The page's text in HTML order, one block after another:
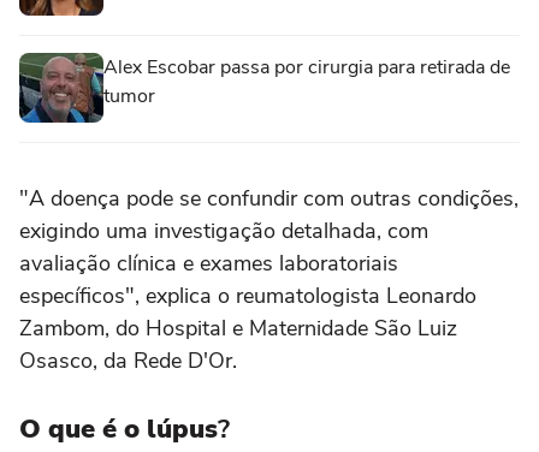
Alex Escobar passa por cirurgia para retirada de
tumor
"A doença pode se confundir com outras condições,
exigindo uma investigação detalhada, com
avaliação clínica e exames laboratoriais
específicos", explica o reumatologista Leonardo
Zambom, do Hospital e Maternidade São Luiz
Osasco, da Rede D'Or.
O que é o lúpus?